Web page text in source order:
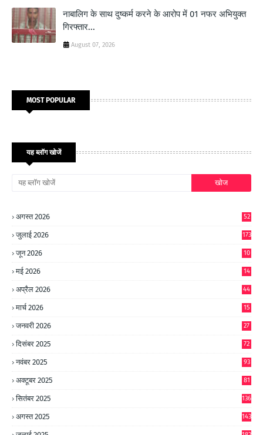
नाबालिग के साथ दुष्कर्म करने के आरोप में 01 नफर अभियुक्त
गिरफ्तार...
August 07, 2026
MOST POPULAR
यह ब्लॉग खोजें
अगस्त 2026 52
जुलाई 2026 173
जून 2026
10
मई 2026
14
अप्रैल 2026 44
मार्च 2026 15
जनवरी 2026 27
दिसंबर 2025 72
नवंबर 2025 93
अक्टूबर 2025 81
सितंबर 2025 136
अगस्त 2025 143